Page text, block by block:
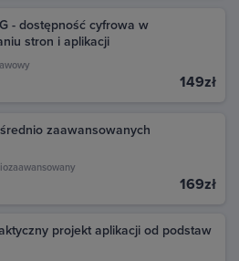
- dostępność cyfrowa w
stron i aplikacji
149zł
zaawansowanych
169zł
projekt aplikacji od podstaw